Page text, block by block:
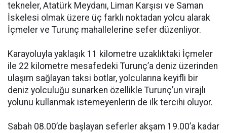
tekneler, Atatürk Meydanı, Liman Karşısı ve Saman
İskelesi olmak üzere üç farklı noktadan yolcu alarak
İçmeler ve Turunç mahallelerine sefer düzenliyor.
Karayoluyla yaklaşık 11 kilometre uzaklıktaki İçmeler
ile 22 kilometre mesafedeki Turunç’a deniz üzerinden
ulaşım sağlayan taksi botlar, yolcularına keyifli bir
deniz yolculuğu sunarken özellikle Turunç’un virajlı
yolunu kullanmak istemeyenlerin de ilk tercihi oluyor.
Sabah 08.00’de başlayan seferler akşam 19.00’a kadar